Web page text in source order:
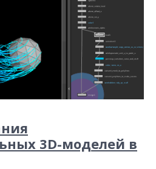
3D-моделей в